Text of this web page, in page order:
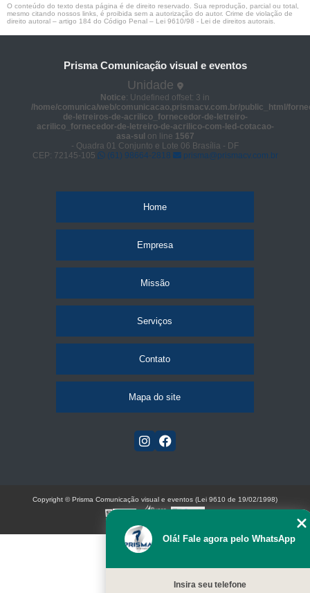
O conteúdo do texto desta página é de direito reservado. Sua reprodução, parcial ou total,
mesmo citando nossos links, é proibida sem a autorização do autor. Crime de violação de
direito autoral – artigo 184 do Código Penal – Lei 9610/98 - Lei de direitos autorais
Prisma Comunicação visual e eventos
Unidade
Notice: Undefined offset: 3 in
/home/comunica/web/comunicacao.prismacv.com.br/public_html/
de-letreiros-de-acrilico_fornecedor-de-letreiro-
acrilico_fornecedor-de-letreiro-de-acrilico-com-led-cotacao-
asa-sul on line 1567
- Quadra 01 Conjunto e Lote 06 Brasília - DF
CEP: 72145-105
(61) 98664-2818 prisma@prismacv.com.br
Home
Empresa
Missão
Serviços
Contato
Mapa do site
Olá! Fale agora pelo WhatsApp
Insira seu telefone
Copyright © Prisma Comunicação visual e eventos (Lei 9610 de 19/02/1998)